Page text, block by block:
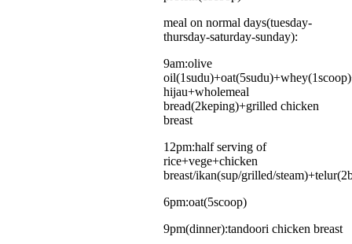
meal on normal days(tuesday-
thursday-saturday-sunday):
9am:olive
hijau+wholemeal
bread(2keping)+grilled chicken
breast
12pm:half serving of
rice+vege+chicken
breast/ikan(sup/grilled/
6pm:oat(5scoop)
9pm(dinner):tandoori chicken breast